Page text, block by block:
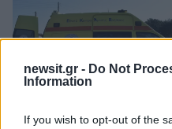
newsit.gr - Do Not
Information
If you wish to opt-out of the